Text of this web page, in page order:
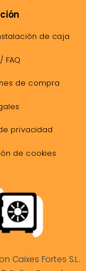
de caja
FAQ
de compra
privacidad
de cookies
Caixes Fortes S.L.